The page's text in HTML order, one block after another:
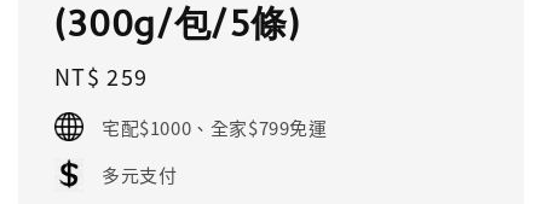
(300g/包/5條)
Regular
price
NT$ 259
宅配$1000、全家$799免運
多元支付